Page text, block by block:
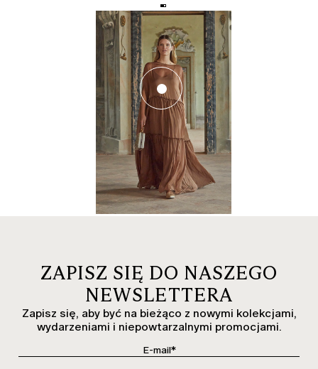
ZAPISZ SIĘ DO NASZEGO
NEWSLETTERA
Zapisz się, aby być na bieżąco z nowymi kolekcjami,
wydarzeniami i niepowtarzalnymi promocjami.